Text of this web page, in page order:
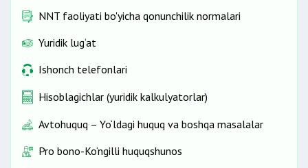
NNT faoliyati bo'yicha qonunchilik normalari
Yuridik lug‘at
Ishonch telefonlari
Hisoblagichlar (yuridik kalkulyatorlar)
Avtohuquq – Yo‘ldagi huquq va boshqa masalalar
Pro bono-Ko‘ngilli huquqshunos